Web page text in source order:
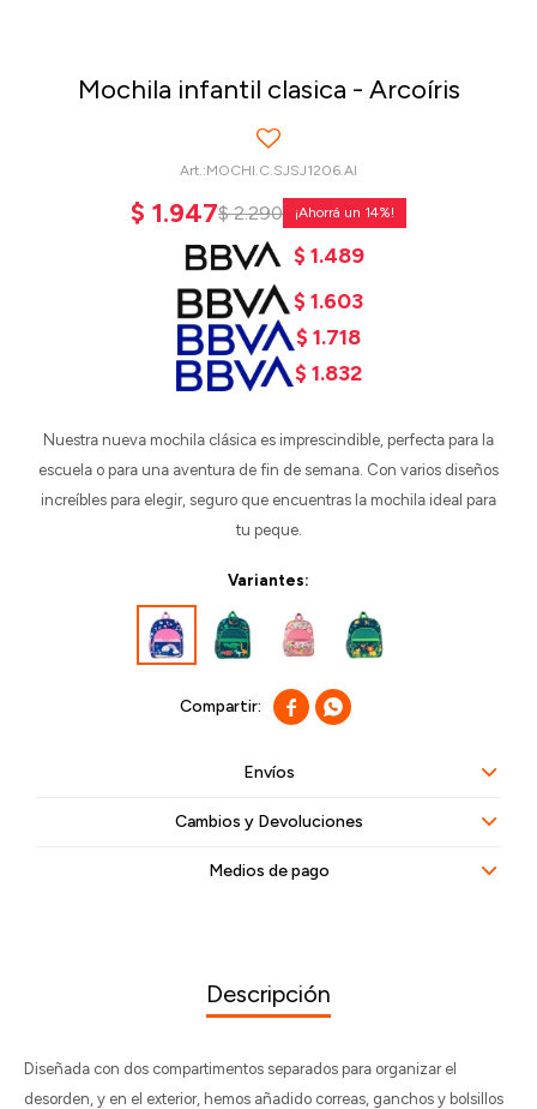
Mochila infantil clasica - Arcoíris
MOCHI.C.SJSJ1206.AI
$ 1.947$ 2.290 14
$ 1.489
$ 1.603
$ 1.718
$ 1.832
Nuestra nueva mochila clásica es imprescindible, perfecta para la
escuela o para una aventura de fin de semana. Con varios diseños
increíbles para elegir, seguro que encuentras la mochila ideal para
tu peque.
Variantes:
 
Envíos
Cambios y Devoluciones
Medios de pago
Descripción
Diseñada con dos compartimentos separados para organizar el
desorden, y en el exterior, hemos añadido correas, ganchos y bolsillos